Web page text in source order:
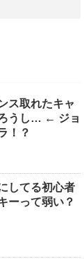
ス取れたキャ
うし… ← ジョ
！？
してる初心者
ーって弱い？